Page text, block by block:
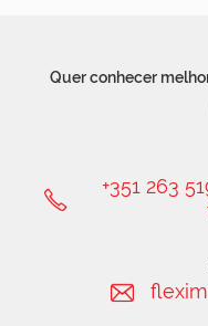
Quer conhecer
+351 263